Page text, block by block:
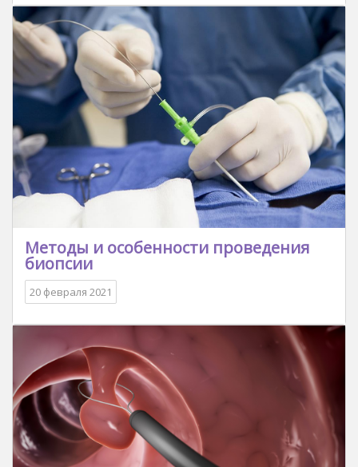
Методы и особенности проведения
биопсии
20 февраля 2021